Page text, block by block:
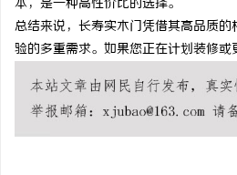
本，是一种高性价比的选择。
总结来说，长寿实木门凭借其高品质
验的多重需求。如果您正在计划装修
乐樱国际医疗中心